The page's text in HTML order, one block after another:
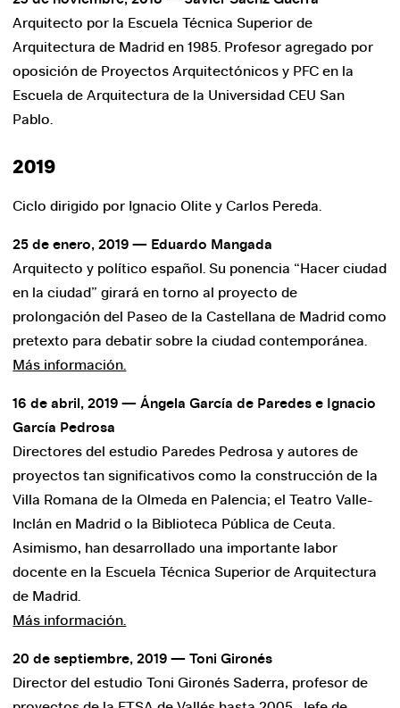
Arquitecto por la Escuela Técnica Superior de
Arquitectura de Madrid en 1985. Profesor agregado por
oposición de Proyectos Arquitectónicos y PFC en la
Escuela de Arquitectura de la Universidad CEU San
Pablo.
2019
Ciclo dirigido por Ignacio Olite y Carlos Pereda.
25 de enero, 2019 — Eduardo Mangada
Arquitecto y político español. Su ponencia “Hacer ciudad
en la ciudad” girará en torno al proyecto de
prolongación del Paseo de la Castellana de Madrid como
pretexto para debatir sobre la ciudad contemporánea.
Más información.
16 de abril, 2019 — Ángela García de Paredes e Ignacio
García Pedrosa
Directores del estudio Paredes Pedrosa y autores de
proyectos tan significativos como la construcción de la
Villa Romana de la Olmeda en Palencia; el Teatro Valle-
Inclán en Madrid o la Biblioteca Pública de Ceuta.
Asimismo, han desarrollado una importante labor
docente en la Escuela Técnica Superior de Arquitectura
de Madrid.
Más información.
20 de septiembre, 2019 — Toni Gironés
Director del estudio Toni Gironés Saderra, profesor de